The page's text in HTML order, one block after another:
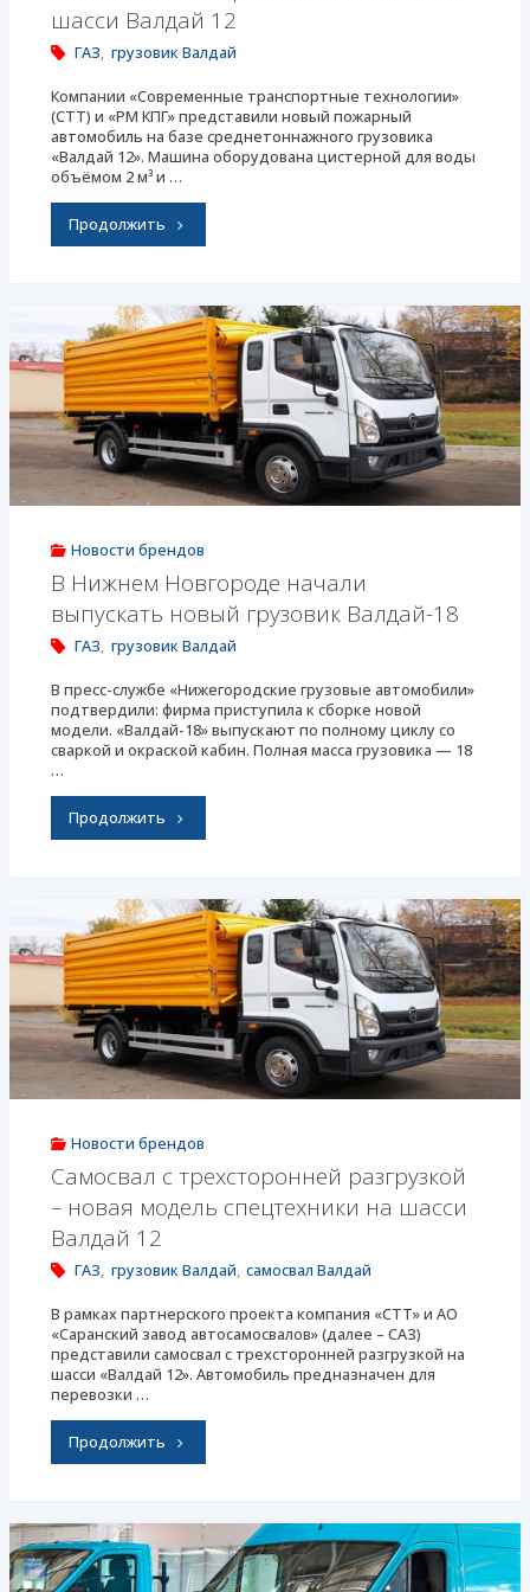
шасси Валдай 12
ГАЗ, грузовик Валдай
Компании «Современные транспортные технологии»
(СТТ) и «РМ КПГ» представили новый пожарный
автомобиль на базе среднетоннажного грузовика
«Валдай 12». Машина оборудована цистерной для воды
объёмом 2 м³ и …
Продолжить"ГАЗ.
пожарный
автомобиль
на
шасси
Валдай
Новости брендов
В Нижнем Новгороде начали
выпускать новый грузовик Валдай-18
ГАЗ, грузовик Валдай
В пресс-службе «Нижегородские грузовые автомобили»
подтвердили: фирма приступила к сборке новой
модели. «Валдай-18» выпускают по полному циклу со
сваркой и окраской кабин. Полная масса грузовика — 18
…
Продолжить"В
Новгороде
начали
выпускать
новый
грузовик
Новости брендов
Самосвал с трехсторонней разгрузкой
– новая модель спецтехники на шасси
Валдай 12
ГАЗ, грузовик Валдай, самосвал Валдай
В рамках партнерского проекта компания «СТТ» и АО
«Саранский завод автосамосвалов» (далее – САЗ)
представили самосвал с трехсторонней разгрузкой на
шасси «Валдай 12». Автомобиль предназначен для
перевозки …
Продолжить"Самосвал
трехсторонней
разгрузкой